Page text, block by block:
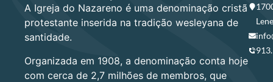
A Igreja do Nazareno é uma denominação cristã
protestante inserida na tradição wesleyana de
santidade.
Organizada em 1908, a denominação conta hoje
com cerca de 2,7 milhões de membros, que